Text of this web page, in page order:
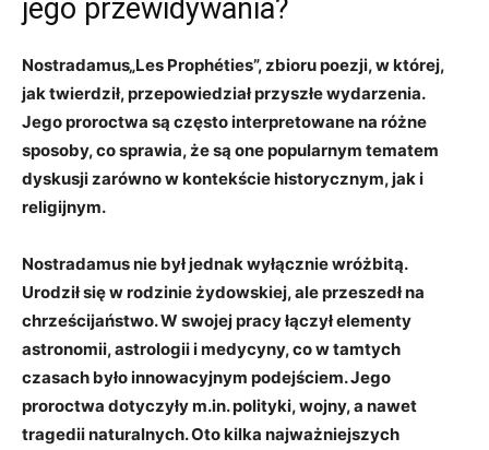
⁤jego przewidywania?
Nostradamus„Les‌ Prophéties”, zbioru ⁣poezji, w której,
jak twierdził,⁢ przepowiedział ‌przyszłe⁢ wydarzenia.
Jego proroctwa są⁢ często ‌interpretowane na⁣ różne
sposoby, ‍co sprawia, że są one popularnym tematem
dyskusji ⁢zarówno‍ w ⁢kontekście‌ historycznym, jak i‌
religijnym.
Nostradamus nie był jednak wyłącznie wróżbitą.
Urodził‍ się‍ w rodzinie żydowskiej, ale ‌przeszedł na
chrześcijaństwo. ‍W swojej pracy ⁢łączył elementy
astronomii, astrologii i medycyny, ⁢co ​w ⁤tamtych⁢
czasach ⁤było innowacyjnym ‌podejściem. Jego
proroctwa dotyczyły m.in. polityki, wojny, a nawet
tragedii naturalnych. Oto kilka najważniejszych